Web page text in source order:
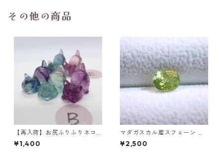
その他の商品
【再入荷】お尻ふりふりネコ
フローライト彫刻 3g前後 15m
m*10.5mm*17.5mm前後
¥1,400
マダガスカル産スフェーン オ
ーバルカットルース 0.93ct 6.
3mm*4.7mm*3.7mm
¥2,500